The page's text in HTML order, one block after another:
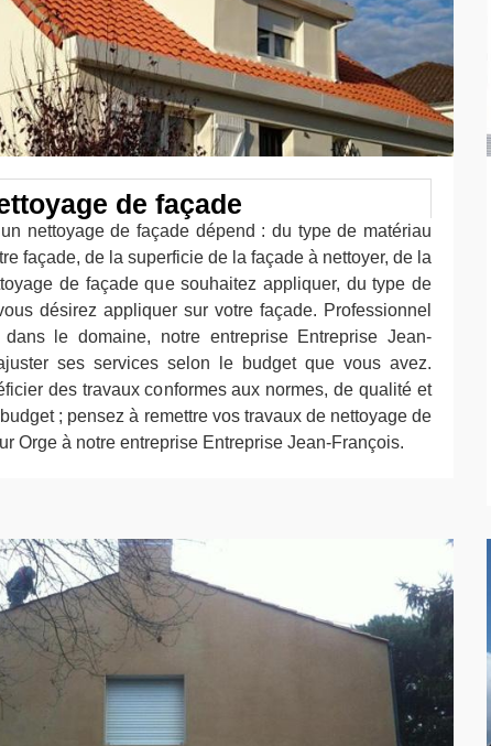
de façade
nettoyage de façade dépend : du type de matériau
façade, de la superficie de la façade à nettoyer, de la
de façade que souhaitez appliquer, du type de
désirez appliquer sur votre façade. Professionnel
dans le domaine, notre entreprise Entreprise Jean-
ses services selon le budget que vous avez.
des travaux conformes aux normes, de qualité et
; pensez à remettre vos travaux de nettoyage de
Orge à notre entreprise Entreprise Jean-François.